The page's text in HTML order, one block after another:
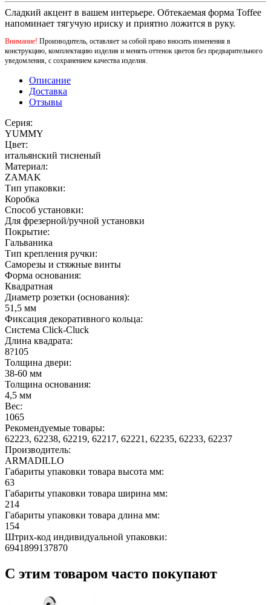
Сладкий акцент в вашем интерьере. Обтекаемая форма Toffee
напоминает тягучую ириску и приятно ложится в руку.
Внимание! Производитель, оставляет за собой право вносить изменения в
конструкцию, комплектацию изделия и менять оттенок цветов без предварительного
уведомления, с сохранением качества изделия.
Описание
Доставка
Отзывы
Серия:
YUMMY
Цвет:
итальянский тисненый
Материал:
ZAMAK
Тип упаковки:
Коробка
Способ установки:
Для фрезерной/ручной установки
Покрытие:
Гальваника
Тип крепления ручки:
Саморезы и стяжные винты
Форма основания:
Квадратная
Диаметр розетки (основания):
51,5 мм
Фиксация декоративного кольца:
Система Click-Cluck
Длина квадрата:
8?105
Толщина двери:
38-60 мм
Толщина основания:
4,5 мм
Вес:
1065
Рекомендуемые товары:
62223, 62238, 62219, 62217, 62221, 62235, 62233, 62237
Производитель:
ARMADILLO
Габариты упаковки товара высота мм:
63
Габариты упаковки товара ширина мм:
214
Габариты упаковки товара длина мм:
154
Штрих-код индивидуальной упаковки:
6941899137870
С этим товаром часто покупают